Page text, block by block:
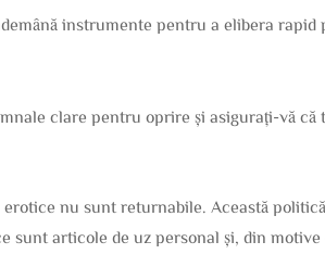
instrumente pentru a elibera
clare pentru oprire și asigurați-vă că
nu sunt returnabile. Această
sunt articole de uz personal și, din